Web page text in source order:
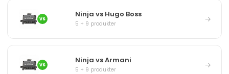
VS Ninja vs Hugo Boss
5 + 9 produkter →
VS Ninja vs Armani
5 + 9 produkter →